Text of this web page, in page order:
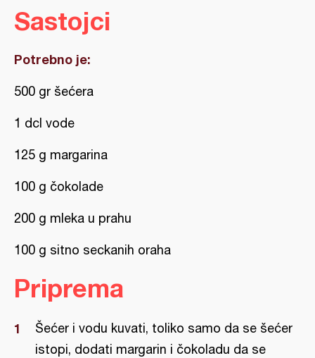
Sastojci
Potrebno je:
500 gr šećera
1 dcl vode
125 g margarina
100 g čokolade
200 g mleka u prahu
100 g sitno seckanih oraha
Priprema
Šećer i vodu kuvati, toliko samo da se šećer
istopi, dodati margarin i čokoladu da se